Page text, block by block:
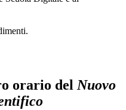
orario del Nuovo